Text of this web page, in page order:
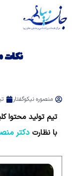
نکات
منصوره نیکوگفتار تیر
تیم تولید محتوا
با نظارت دکتر